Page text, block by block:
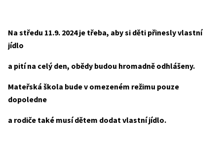
Na středu 11.9. 2024 je třeba, aby si děti přinesly vlastní
jídlo
a pití na celý den, obědy budou hromadně odhlášeny.
Mateřská škola bude v omezeném režimu pouze
dopoledne
a rodiče také musí dětem dodat vlastní jídlo.